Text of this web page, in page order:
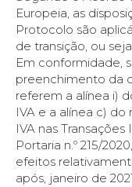
Europeia, as
Protocolo são
de transição, ou
Em conformidade,
preenchimento da
referem a alínea i)
IVA e a alínea c) do
IVA nas
Portaria n.º 215/
efeitos
após, janeiro de